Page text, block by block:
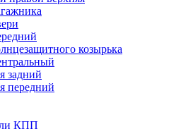
козырька
задний
передний
КПП